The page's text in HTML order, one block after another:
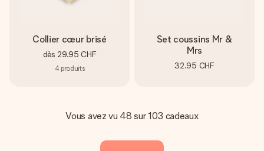
Collier cœur brisé
dès 29.95 CHF
4 produits
Set coussins Mr &
Mrs
32.95 CHF
Vous avez vu 48 sur 103 cadeaux